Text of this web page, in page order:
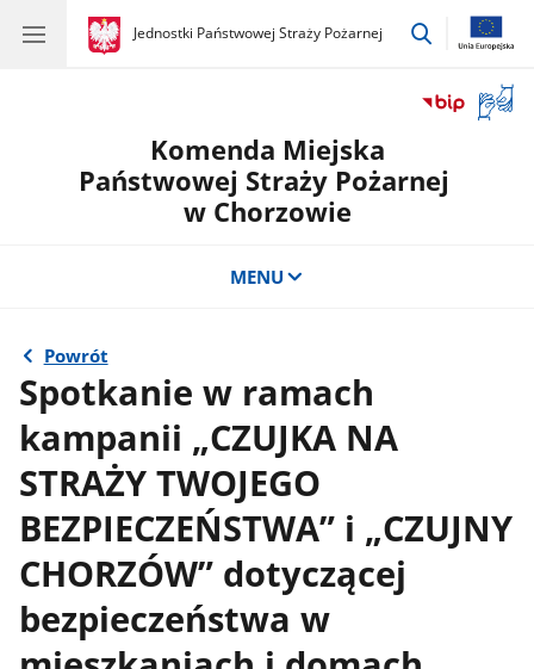
gov.pl
Jednostki Państwowej Straży Pożarnej
gov.pl
Jednostki
przejdź
okno
Komenda Miejska
Państwowej Straży Pożarnej
w Chorzowie
MENU
Powrót
Spotkanie w ramach
kampanii „CZUJKA NA
STRAŻY TWOJEGO
BEZPIECZEŃSTWA” i „CZUJNY
CHORZÓW” dotyczącej
bezpieczeństwa w